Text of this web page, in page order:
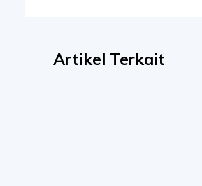
Artikel Terkait